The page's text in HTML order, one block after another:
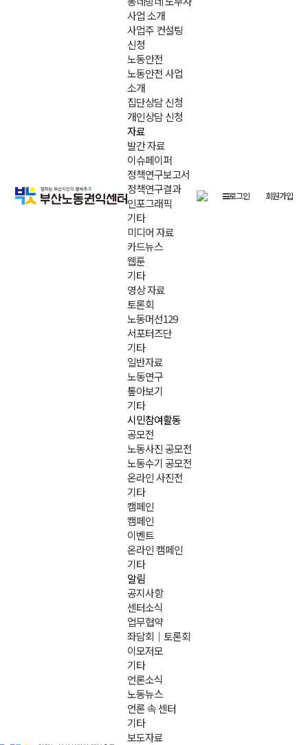
사업 소개
사업주 컨설팅
신청
노동안전
노동안전 사업
소개
집단상담 신청
개인상담 신청
자료
발간 자료
이슈페이퍼
정책연구보고서
정책연구결과
인포그래픽
기타
미디어 자료
카드뉴스
웹툰
기타
영상 자료
토론회
노동머선129
서포터즈단
기타
일반자료
노동연구
톺아보기
기타
시민참여활동
공모전
노동사진 공모전
노동수기 공모전
온라인 사진전
기타
캠페인
캠페인
이벤트
온라인 캠페인
기타
알림
공지사항
센터소식
업무협약
좌담회｜토론회
이모저모
기타
언론소식
노동뉴스
언론 속 센터
기타
보도자료
로그인 회원가입